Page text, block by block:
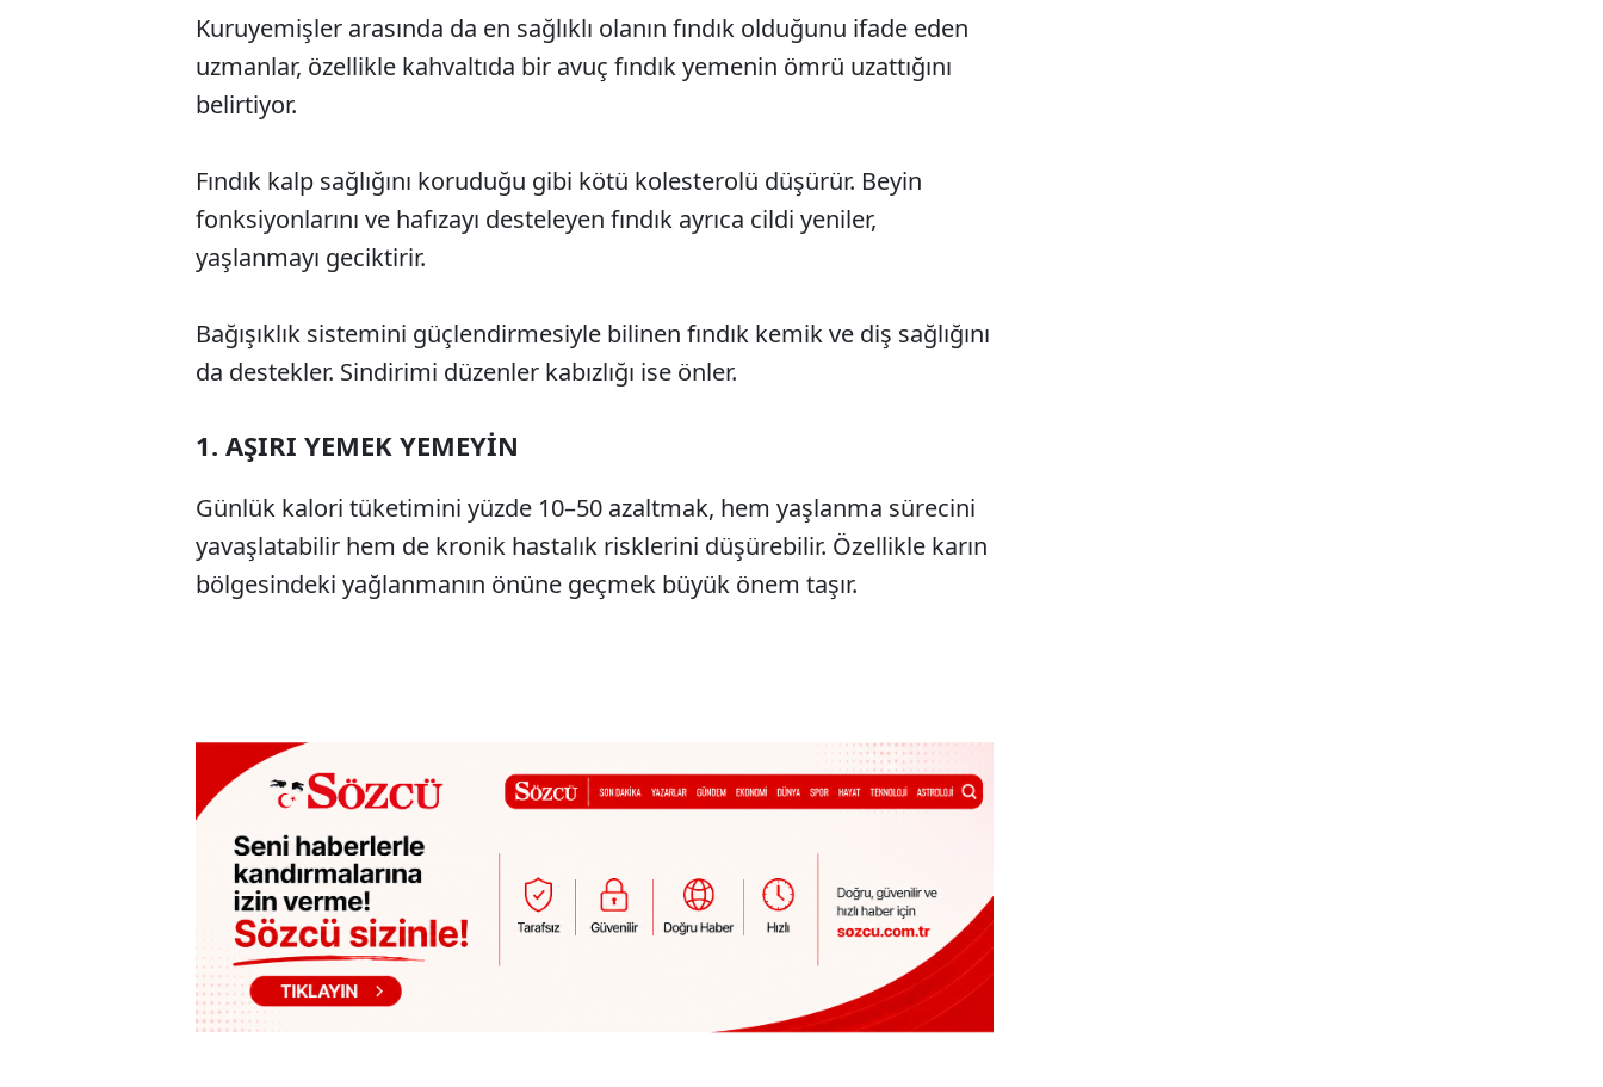
Kuruyemişler arasında da en sağlıklı olanın fındık olduğunu ifade eden
uzmanlar, özellikle kahvaltıda bir avuç fındık yemenin ömrü uzattığını
belirtiyor.
Fındık kalp sağlığını koruduğu gibi kötü kolesterolü düşürür. Beyin
fonksiyonlarını ve hafızayı desteleyen fındık ayrıca cildi yeniler,
yaşlanmayı geciktirir.
Bağışıklık sistemini güçlendirmesiyle bilinen fındık kemik ve diş sağlığını
da destekler. Sindirimi düzenler kabızlığı ise önler.
1. AŞIRI YEMEK YEMEYİN
Günlük kalori tüketimini yüzde 10–50 azaltmak, hem yaşlanma sürecini
yavaşlatabilir hem de kronik hastalık risklerini düşürebilir. Özellikle karın
bölgesindeki yağlanmanın önüne geçmek büyük önem taşır.